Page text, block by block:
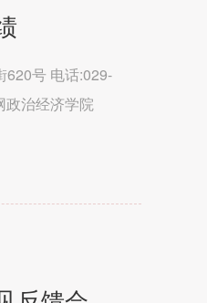
620号 电话:029-
政治经济学院